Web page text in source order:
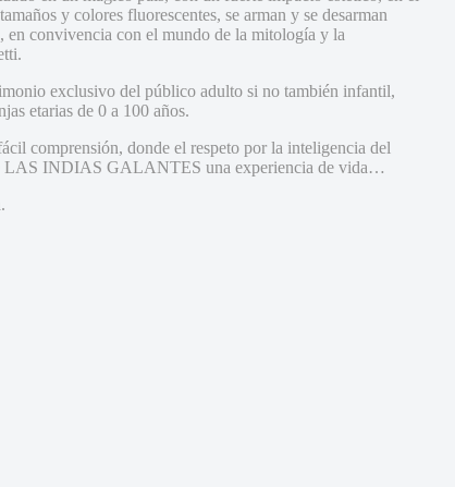
y colores fluorescentes, se arman y se desarman
en convivencia con el mundo de la mitología y la
exclusivo del público adulto si no también infantil,
etarias de 0 a 100 años.
comprensión, donde el respeto por la inteligencia del
LAS INDIAS GALANTES una experiencia de vida…